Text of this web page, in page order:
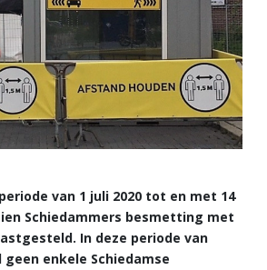
periode van 1 juli 2020 tot en met 14
Schiedammers besmetting met
In deze periode van
enkele Schiedamse